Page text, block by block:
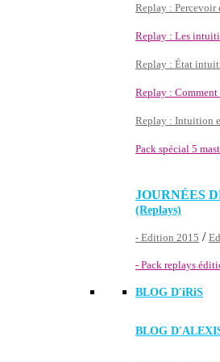
Replay : Percevoir
Replay : Les
Replay : État
Replay :
Replay : Intuition
Pack spécial 5
JOURNÉES
(Replays)
- Edition 2015 /
- Pack replays
BLOG D'iRiS
BLOG